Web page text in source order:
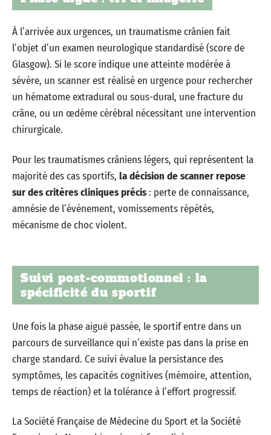
À l’arrivée aux urgences, un traumatisme crânien fait
l’objet d’un examen neurologique standardisé (score de
Glasgow). Si le score indique une atteinte modérée à
sévère, un scanner est réalisé en urgence pour rechercher
un hématome extradural ou sous-dural, une fracture du
crâne, ou un œdème cérébral nécessitant une intervention
chirurgicale.
Pour les traumatismes crâniens légers, qui représentent la
majorité des cas sportifs, la décision de scanner repose
sur des critères cliniques précis: perte de connaissance,
amnésie de l’événement, vomissements répétés,
mécanisme de choc violent.
Suivi post-commotionnel : la
spécificité du sportif
Une fois la phase aiguë passée, le sportif entre dans un
parcours de surveillance qui n’existe pas dans la prise en
charge standard. Ce suivi évalue la persistance des
symptômes, les capacités cognitives (mémoire, attention,
temps de réaction) et la tolérance à l’effort progressif.
La Société Française de Médecine du Sport et la Société